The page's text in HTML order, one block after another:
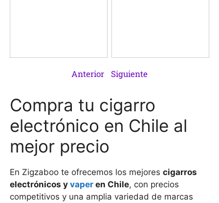
Anterior Siguiente
Compra tu cigarro
electrónico en Chile al
mejor precio
En Zigzaboo te ofrecemos los mejores cigarros
electrónicos y vaper en Chile, con precios
competitivos y una amplia variedad de marcas